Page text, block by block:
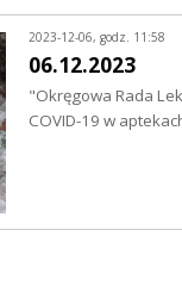
2023-12-06, godz. 11:58
06.12.2023
"Okręgowa Rada
COVID-19 w